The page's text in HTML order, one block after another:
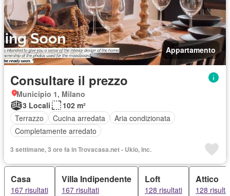
Appartamento
Consultare il prezzo
Municipio 1, Milano
3 Locali
102 m²
Terrazzo
Cucina arredata
Aria condizionata
Completamente arredato
3 settimane, 3 ore fa in Trovacasa.net - Ukio, Inc.
Casa
167 risultati
Villa Indipendente
167 risultati
Loft
128 risultati
Attico
128